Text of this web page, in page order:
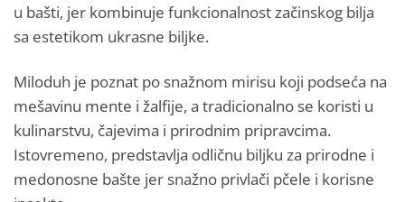
u bašti, jer kombinuje funkcionalnost začinskog bilja
sa estetikom ukrasne biljke.
Miloduh je poznat po snažnom mirisu koji podseća na
mešavinu mente i žalfije, a tradicionalno se koristi u
kulinarstvu, čajevima i prirodnim pripravcima.
Istovremeno, predstavlja odličnu biljku za prirodne i
medonosne bašte jer snažno privlači pčele i korisne